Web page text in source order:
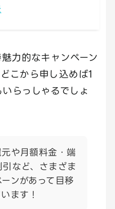
力的なキャンペーン
こから申し込めば1
らっしゃるでしょ
や月額料金・端
など、さまざま
ンがあって目移
ます！